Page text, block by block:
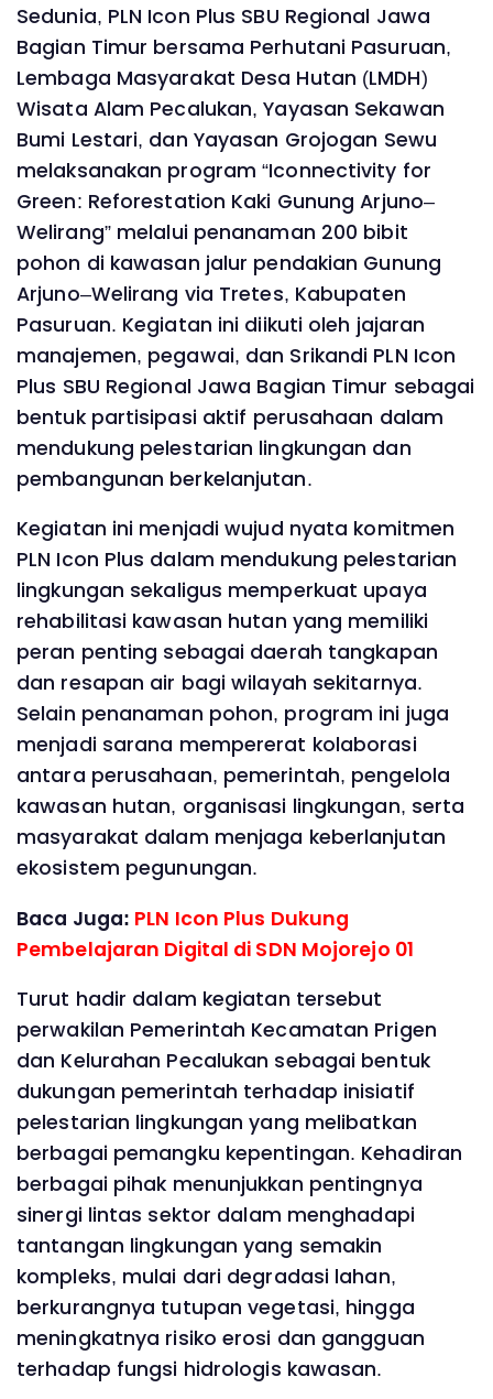
Sedunia, PLN Icon Plus SBU Regional Jawa
Bagian Timur bersama Perhutani Pasuruan,
Lembaga Masyarakat Desa Hutan (LMDH)
Wisata Alam Pecalukan, Yayasan Sekawan
Bumi Lestari, dan Yayasan Grojogan Sewu
melaksanakan program “Iconnectivity for
Green: Reforestation Kaki Gunung Arjuno–
Welirang” melalui penanaman 200 bibit
pohon di kawasan jalur pendakian Gunung
Arjuno–Welirang via Tretes, Kabupaten
Pasuruan. Kegiatan ini diikuti oleh jajaran
manajemen, pegawai, dan Srikandi PLN Icon
Plus SBU Regional Jawa Bagian Timur sebagai
bentuk partisipasi aktif perusahaan dalam
mendukung pelestarian lingkungan dan
pembangunan berkelanjutan.
Kegiatan ini menjadi wujud nyata komitmen
PLN Icon Plus dalam mendukung pelestarian
lingkungan sekaligus memperkuat upaya
rehabilitasi kawasan hutan yang memiliki
peran penting sebagai daerah tangkapan
dan resapan air bagi wilayah sekitarnya.
Selain penanaman pohon, program ini juga
menjadi sarana mempererat kolaborasi
antara perusahaan, pemerintah, pengelola
kawasan hutan, organisasi lingkungan, serta
masyarakat dalam menjaga keberlanjutan
ekosistem pegunungan.
Baca Juga: PLN Icon Plus Dukung
Pembelajaran Digital di SDN Mojorejo 01
Turut hadir dalam kegiatan tersebut
perwakilan Pemerintah Kecamatan Prigen
dan Kelurahan Pecalukan sebagai bentuk
dukungan pemerintah terhadap inisiatif
pelestarian lingkungan yang melibatkan
berbagai pemangku kepentingan. Kehadiran
berbagai pihak menunjukkan pentingnya
sinergi lintas sektor dalam menghadapi
tantangan lingkungan yang semakin
kompleks, mulai dari degradasi lahan,
berkurangnya tutupan vegetasi, hingga
meningkatnya risiko erosi dan gangguan
terhadap fungsi hidrologis kawasan.